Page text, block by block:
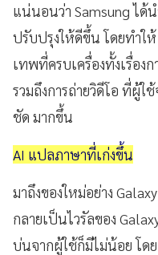
แน่นอนว่า Samsung ได้
ปรับปรุงให้ดีขึ้น โดยทำใ
เทพที่ครบเครื่องทั้งเรื่อง
รวมถึงการถ่ายวิดีโอ ที่ผู้
ชัด มากขึ้น
AI แปลภาษาที่เก่งขึ้น
มาถึงของใหม่อย่าง
กลายเป็นไวรัลของ
บ่นจากผู้ใช้ก็มีไม่น้อย โด